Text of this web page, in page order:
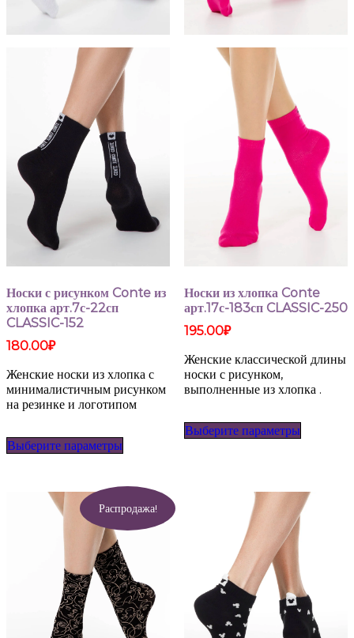
Носки с рисунком Conte из
хлопка арт.7с-22сп
CLASSIC-152
180.00₽
Женские носки из хлопка с
минималистичным рисунком
на резинке и логотипом
Выберите параметры
вариаций.
Опции
можно
на
странице
товара.
Носки из хлопка Conte
арт.17с-183сп CLASSIC-250
195.00₽
Женские классической длины
носки с рисунком,
выполненные из хлопка .
Выберите параметры
Опции
можно
выбрать
Распродажа!